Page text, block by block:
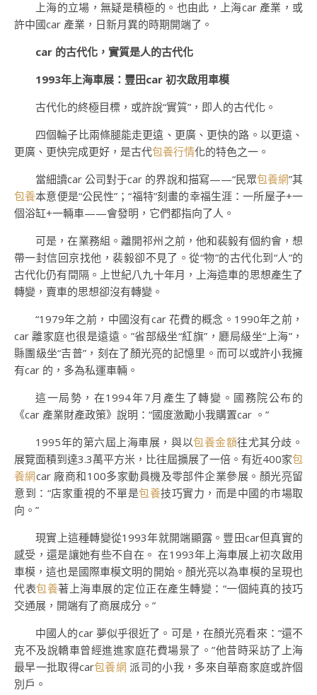
上海的立場，無疑是積極的。也由此，上海car 產業，或
許中國car 產業，日新月異的時期開端了。
car 的古代化，實質是人的古代化
1993年上海車展：豐田car 初次啟用車模
古代化的終極目標，或許說“實質”，即人的古代化。
四個輪子比兩條腿能走更遠、更廣、更快的路。以更遠、
更廣、更快完成更好，是古代包養行情化的特色之一。
當細讀car 公司對于car 的界說和描寫——“民眾包養網”其
包養本意便是“公民性”；“福特”刻畫的幸福生涯：一所屋子+一
個浴缸+一輛車——會發明，它們都指向了人。
可是，在業務組。離開祁州之前，他和裴毅有個約會，想
帶一封信回京找他，裴毅卻不見了。從“物”的古代化到“人”的
古代化仍有間隔。上世紀八九十年月，上海造車的思想產生了
轉變，賣車的思想卻沒有轉變。
“1979年之前，中國沒有car 花費的概念。1990年之前，
car 離家庭也很是遠遠。”省部級坐“紅旗”，廳局級坐“上海”，
縣團級坐“吉普”，刻在了顏光亮的記憶里。而可以或許小我擁
有car 的，多為私運車輛。
這一局勢，在1994年7月產生了轉變。國務院公布的
《car 產業財產政策》說明：“國度激勵小我購置car 。”
1995年的第六屆上海車展，與以包養金額往尤其分歧。
展覽面積到達3.3萬平方米，比往屆擴展了一倍。有近400家包
養網car 廠商和100多家動員機及零部件企業參展。顏光亮留
意到：“店家重視的不單是包養技巧實力，而是中國的市場取
向。”
現實上這種轉變從1993年就開端顯露。豐田car但真實的
感受，還是讓她有些不自在。 在1993年上海車展上初次啟用
車模，這也是國際車模文明的開始。顏光亮以為車模的呈現也
代表包養著上海車展的定位正在產生轉變：“一個純真的技巧
交通展，開端有了商展成分。”
中國人的car 夢似乎很近了。可是，在顏光亮看來：“還不
克不及說轎車曾經進進家庭花費場景了。”他昔時采訪了上海
最早一批取得car包養網 派司的小我，多來自華裔家庭或許個
別戶。